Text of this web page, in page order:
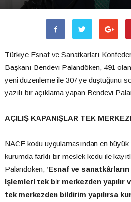
Türkiye Esnaf ve Sanatkarları
Başkanı Bendevi Palandöken, 491
yeni düzenleme ile 307’ye düştüğünü
yazılı bir açıklama yapan Bendevi
AÇILIŞ KAPANIŞLAR TEK
NACE kodu uygulamasından en
kurumda farklı bir meslek kodu ile
Palandöken, ‘Esnaf ve sanatkârların
işlemleri tek bir merkezden yapılır
tek merkezden bildirim yapılırsa